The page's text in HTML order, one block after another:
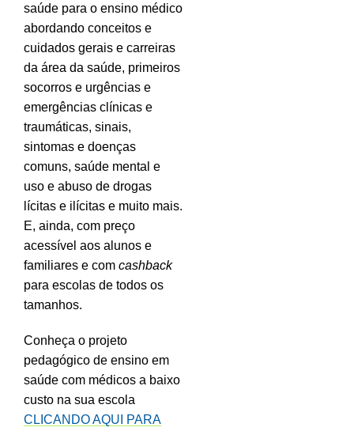
saúde para o ensino médico
abordando conceitos e
cuidados gerais e carreiras
da área da saúde, primeiros
socorros e urgências e
emergências clínicas e
traumáticas, sinais,
sintomas e doenças
comuns, saúde mental e
uso e abuso de drogas
lícitas e ilícitas e muito mais.
E, ainda, com preço
acessível aos alunos e
familiares e com cashback
para escolas de todos os
tamanhos.
Conheça o projeto
pedagógico de ensino em
saúde com médicos a baixo
custo na sua escola
CLICANDO AQUI PARA